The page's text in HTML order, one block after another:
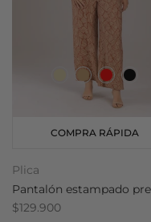
COMPRA RÁPIDA
Plica
$129.900